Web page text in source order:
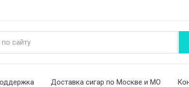
Доставка сигар по Москве и МО